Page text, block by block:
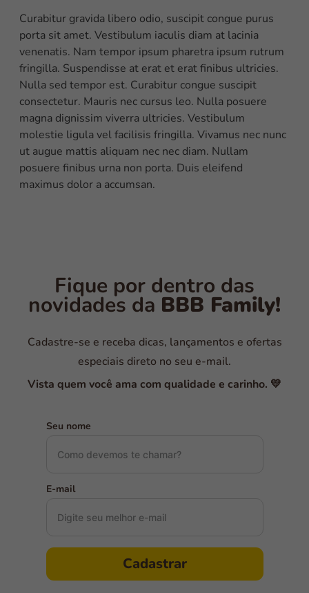
Curabitur gravida libero odio, suscipit congue purus
porta sit amet. Vestibulum iaculis diam at lacinia
venenatis. Nam tempor ipsum pharetra ipsum rutrum
fringilla. Suspendisse at erat et erat finibus ultricies.
Nulla sed tempor est. Curabitur congue suscipit
consectetur. Mauris nec cursus leo. Nulla posuere
magna dignissim viverra ultricies. Vestibulum
molestie ligula vel facilisis fringilla. Vivamus nec nunc
ut augue mattis aliquam nec nec diam. Nullam
posuere finibus urna non porta. Duis eleifend
maximus dolor a accumsan.
Fique por dentro das
novidades da BBB Family!
Cadastre-se e receba dicas, lançamentos e ofertas
especiais direto no seu e-mail.
Vista quem você ama com qualidade e carinho. 💛
Seu nome
E-mail
Cadastrar